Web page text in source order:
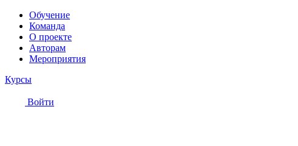
Обучение
Команда
О проекте
Авторам
Мероприятия
Курсы
Войти